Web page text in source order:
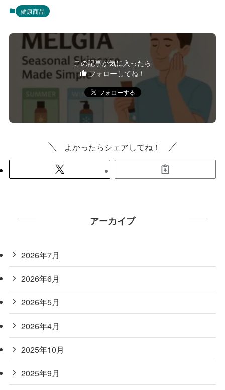
健康商品
この記事が気に入ったら
フォローしてね！
よかったらシェアしてね！
アーカイブ
2026年7月
2026年6月
2026年5月
2026年4月
2025年10月
2025年9月